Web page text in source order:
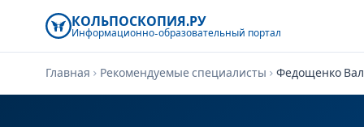
КОЛЬПОСКОПИЯ.РУ
Информационно-образовательный портал
Главная chevron_right Рекомендуемые специалисты chevron_right Федощенко